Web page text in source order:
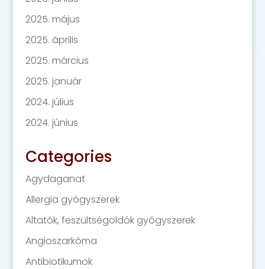
2025. május
2025. április
2025. március
2025. január
2024. július
2024. június
Categories
Agydaganat
Allergia gyógyszerek
Altatók, feszültségoldók gyógyszerek
Angioszarkóma
Antibiotikumok